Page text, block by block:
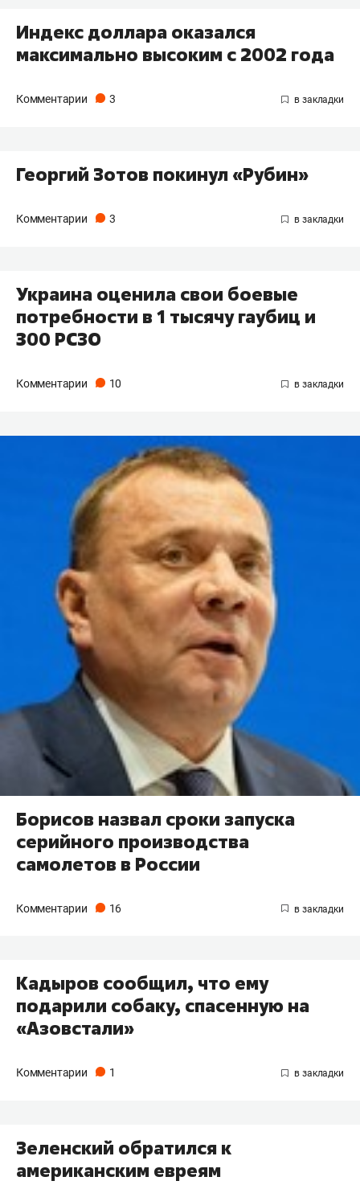
Индекс доллара оказался
максимально высоким с 2002 года
Комментарии 3
Георгий Зотов покинул «Рубин»
Комментарии 3
Украина оценила свои боевые
потребности в 1 тысячу гаубиц и
300 РСЗО
Комментарии 10
Борисов назвал сроки запуска
серийного производства
самолетов в России
Комментарии 16
Кадыров сообщил, что ему
подарили собаку, спасенную на
«Азовстали»
Комментарии 1
Зеленский обратился к
американским евреям